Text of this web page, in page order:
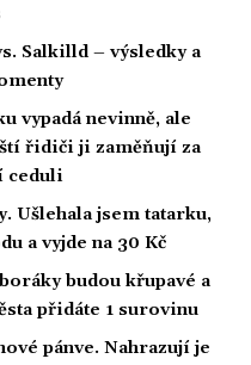
Salkilld – výsledky a
vypadá nevinně, ale
řidiči ji zaměňují za
ceduli
Ušlehala jsem tatarku,
a vyjde na 30 Kč
budou křupavé a
přidáte 1 surovinu
pánve. Nahrazují je